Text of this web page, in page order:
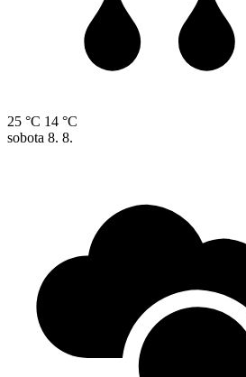
25 °C 14 °C
sobota 8. 8.